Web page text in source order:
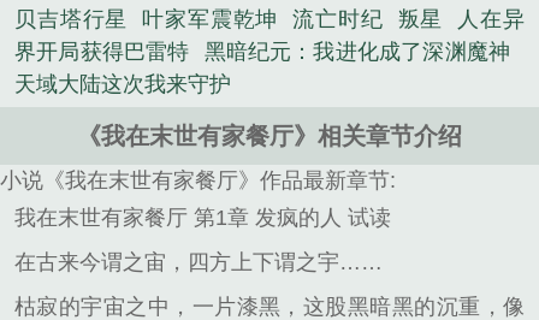
贝吉塔行星
叶家军震乾坤 流亡时纪 叛星
人在异
界开局获得巴雷特
黑暗纪元：我进化成了深渊魔神
天域大陆这次我来守护
《我在末世有家餐厅》相关章节介绍
小说《我在末世有家餐厅》作品最新章节:
我在末世有家餐厅 第1章 发疯的人 试读
在古来今谓之宙，四方上下谓之宇……
枯寂的宇宙之中，一片漆黑，这股黑暗黑的沉重，像